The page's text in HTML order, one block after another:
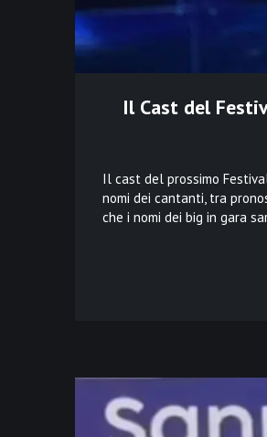
Il Cast del
Il cast del prossimo
nomi dei cantanti, tra
che i nomi dei big in gara